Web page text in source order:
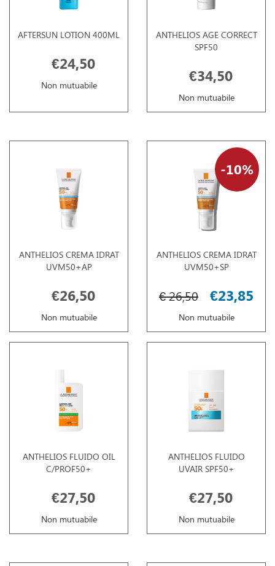
AFTERSUN LOTION 400ML
€24,50
Non mutuabile
ANTHELIOS AGE CORRECT
SPF50
€34,50
Non mutuabile
ANTHELIOS CREMA IDRAT
UVM50+AP
€26,50
Non mutuabile
ANTHELIOS CREMA IDRAT
UVM50+SP
10%
€ 26,50 €23,85
Non mutuabile
ANTHELIOS FLUIDO OIL
C/PROF50+
€27,50
Non mutuabile
ANTHELIOS FLUIDO
UVAIR SPF50+
€27,50
Non mutuabile